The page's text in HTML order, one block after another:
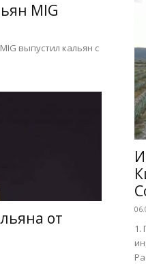
MIG
выпустил кальян с
от
1.